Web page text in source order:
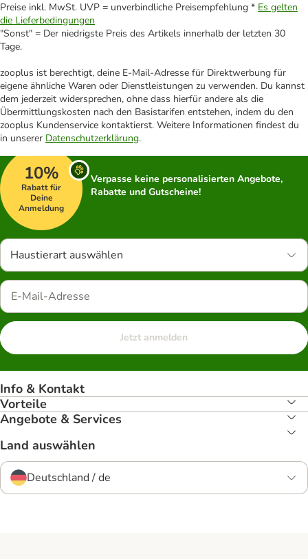
Preise inkl. MwSt. UVP = unverbindliche Preisempfehlung * Es gelten
die Lieferbedingungen
"Sonst" = Der niedrigste Preis des Artikels innerhalb der letzten 30
Tage.
zooplus ist berechtigt, deine E-Mail-Adresse für Direktwerbung für
eigene ähnliche Waren oder Dienstleistungen zu verwenden. Du kannst
dem jederzeit widersprechen, ohne dass hierfür andere als die
Übermittlungskosten nach den Basistarifen entstehen, indem du den
zooplus Kundenservice kontaktierst. Weitere Informationen findest du
in unserer Datenschutzerklärung.
10%
Rabatt für
Deine
Anmeldung
Verpasse keine personalisierten Angebote,
Rabatte und Gutscheine!
Haustierart auswählen
Jetzt anmelden
Info & Kontakt
Vorteile
Angebote & Services
Land auswählen
Deutschland / de